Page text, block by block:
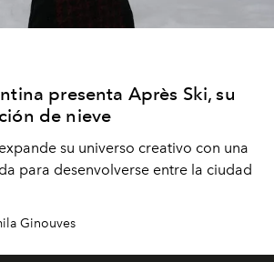
presenta Après Ski, su
de nieve
su universo creativo con una
para desenvolverse entre la ciudad
Ginouves